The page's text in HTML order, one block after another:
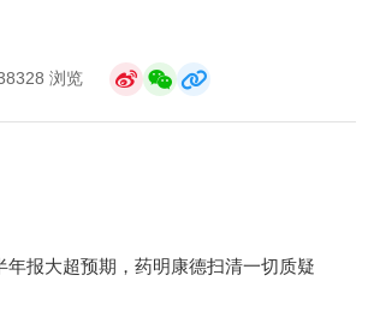
浏览
年报大超预期，药明康德扫清一切质疑